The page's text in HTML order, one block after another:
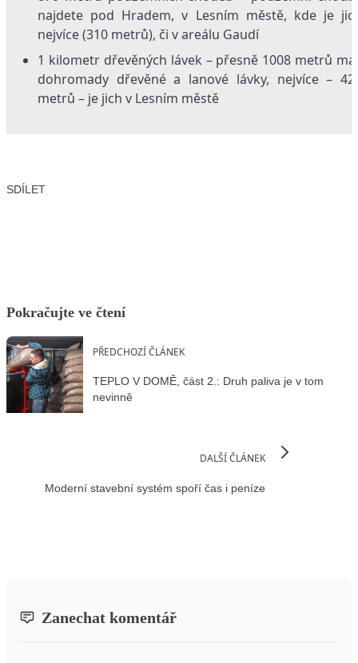
najdete pod Hradem, v Lesním městě, kde je
nejvíce (310 metrů), či v areálu Gaudí
1 kilometr dřevěných lávek – přesně 1008 metrů
dohromady dřevěné a lanové lávky, nejvíce –
metrů – je jich v Lesním městě
SDÍLET
Pokračujte ve čtení
PŘEDCHOZÍ ČLÁNEK
TEPLO V DOMĚ, část 2.: Druh paliva je v tom
nevinně
DALŠÍ ČLÁNEK
Moderní stavební systém spoří čas i peníze
Zanechat komentář